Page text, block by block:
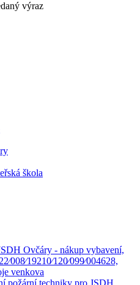
výraz
škola
Ovčáry - nákup vybavení,
venkova
požární techniky pro JSDH